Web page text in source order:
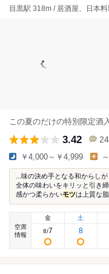
目黒駅 318m / 居酒屋、日本
この夏のだけの特別限定酒
3.42
￥4,000～￥4,999
...味の決め手となる和からし
全体の味わいをキリッと引き
感かつ柔らかいモツは上質な脂
空席
情報
金
8/7
土
8